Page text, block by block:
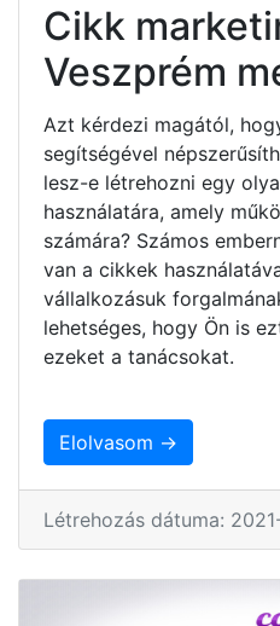
Cikk
Veszprém
Azt kérdezi magától,
segítségével
lesz-e létrehozni egy
használatára, amely
számára? Számos
van a cikkek
vállalkozásuk
lehetséges, hogy Ön is
ezeket a tanácsokat.
Elolvasom →
Létrehozás dátuma: